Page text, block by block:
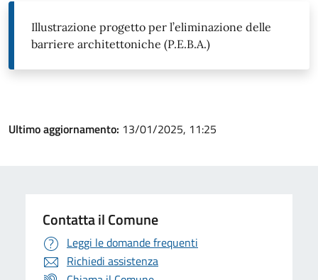
Illustrazione progetto per l’eliminazione delle
barriere architettoniche (P.E.B.A.)
Ultimo aggiornamento: 13/01/2025, 11:25
Contatta il Comune
Leggi le domande frequenti
Richiedi assistenza